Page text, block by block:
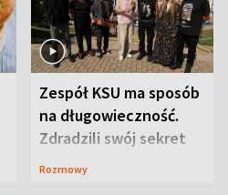
Zespół KSU ma sposób
na długowieczność.
Zdradzili swój sekret
Rozmowy